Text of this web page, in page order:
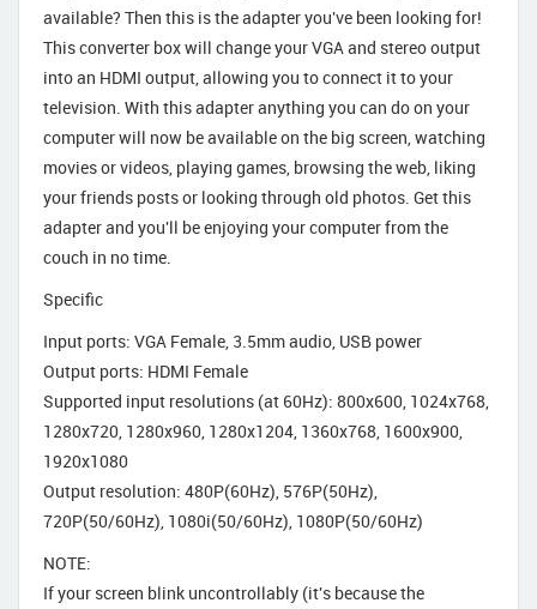
available? Then this is the adapter you've been looking for!
This converter box will change your VGA and stereo output
into an HDMI output, allowing you to connect it to your
television. With this adapter anything you can do on your
computer will now be available on the big screen, watching
movies or videos, playing games, browsing the web, liking
your friends posts or looking through old photos. Get this
adapter and you'll be enjoying your computer from the
couch in no time.
Specific
Input ports: VGA Female, 3.5mm audio, USB power
Output ports: HDMI Female
Supported input resolutions (at 60Hz): 800x600, 1024x768,
1280x720, 1280x960, 1280x1204, 1360x768, 1600x900,
1920x1080
Output resolution: 480P(60Hz), 576P(50Hz),
720P(50/60Hz), 1080i(50/60Hz), 1080P(50/60Hz)
NOTE:
If your screen blink uncontrollably (it's because the